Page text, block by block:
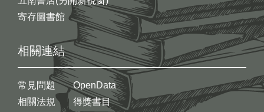
寄存圖書館
相關連結
常見問題
相關法規
OpenData
得獎書目